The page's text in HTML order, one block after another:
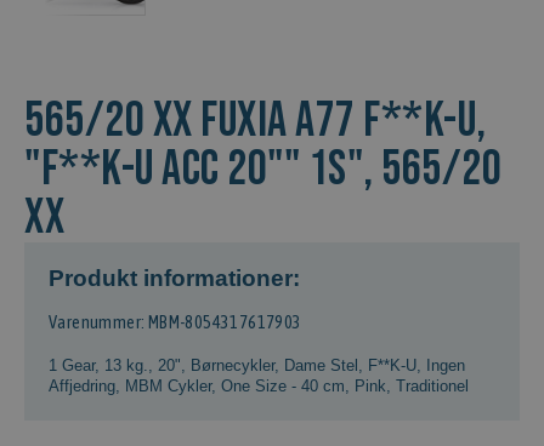
565/20 XX FUXIA A77 F**K-U,
"F**K-U ACC 20"" 1S", 565/20
XX
Produkt informationer:
Varenummer: MBM-8054317617903
1 Gear, 13 kg. 20" Børnecykler, Dame Stel F**K-U Ingen
Affjedring MBM Cykler, One Size - 40 cm Pink Traditionel